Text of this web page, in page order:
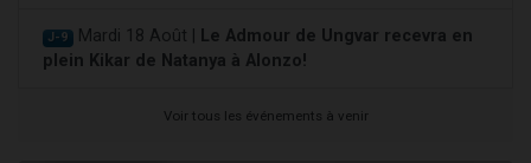
J-9 Mardi 18 Août |
Le Admour de Ungvar recevra en
plein Kikar de Natanya à Alonzo!
Voir tous les événements à venir